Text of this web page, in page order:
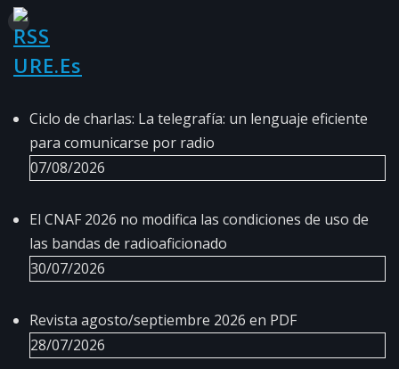
URE.es
Ciclo de charlas: La telegrafía: un lenguaje eficiente
para comunicarse por radio
07/08/2026
El CNAF 2026 no modifica las condiciones de uso de
las bandas de radioaficionado
30/07/2026
Revista agosto/septiembre 2026 en PDF
28/07/2026